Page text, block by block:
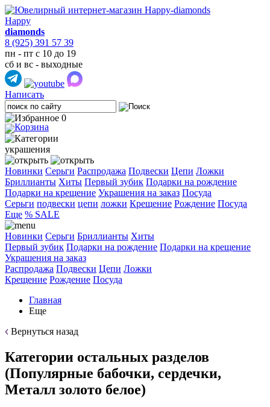
Happy
diamonds
8 (925) 391 57 39
пн - пт с 10 до 19
сб и вс - выходные
Написать
0
украшения
Новинки Серьги Распродажа Подвески Цепи Ложки
Бриллианты Хиты Первый зубик Подарки на рождение
Подарки на крещение Украшения на заказ Посуда
Cерьги подвески цепи ложки Крещение Рождение Посуда
Еще % SALE
Новинки Серьги Бриллианты Хиты
Первый зубик Подарки на рождение Подарки на крещение
Украшения на заказ
Распродажа Подвески Цепи Ложки
Крещение Рождение Посуда
Главная
Еще
Вернуться назад
Категории остальных разделов
(Популярные бабочки, сердечки,
Металл золото белое)